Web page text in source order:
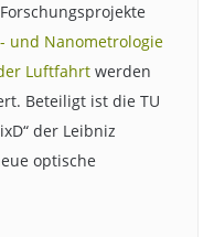
und Nanometrologie
Luftfahrtwerden
Beteiligt ist die TU
der Leibniz
optische